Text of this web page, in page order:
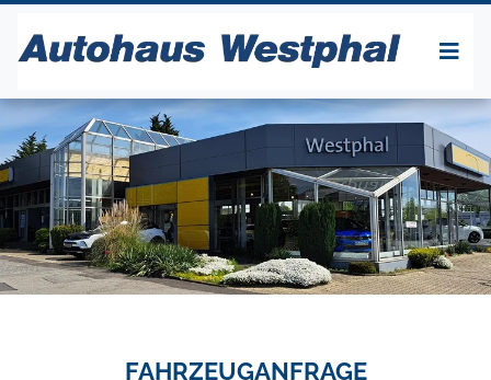
FAHRZEUGANFRAGE